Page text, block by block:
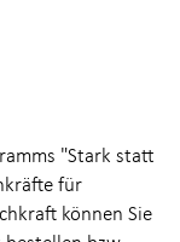
"Stark statt
für
können Sie